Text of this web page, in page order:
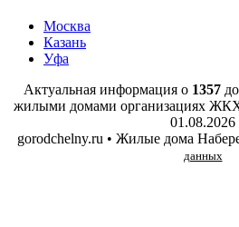
Москва
Казань
Уфа
Актуальная информация о 1357
жилыми домами организациях
01.08.2026
gorodchelny.ru • Жилые дома
данных